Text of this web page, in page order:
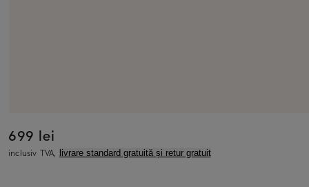
699 lei
inclusiv TVA, livrare standard gratuită și retur gratuit